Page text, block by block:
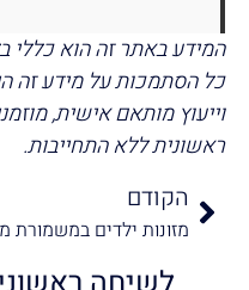
המידע באתר זה הוא כללי
כל הסתמכות על מידע זה
וייעוץ מותאם אישית,
ראשונית ללא התחייבות.
הקודם